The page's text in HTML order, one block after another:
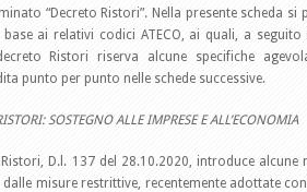
“Decreto Ristori”. Nella presente scheda
ai relativi codici ATECO, ai quali, a
Ristori riserva alcune specifiche
punto per punto nelle schede successive.
SOSTEGNO ALLE IMPRESE E ALL’ECONOMIA
D.l. 137 del 28.10.2020, introduce
misure restrittive, recentemente adottate